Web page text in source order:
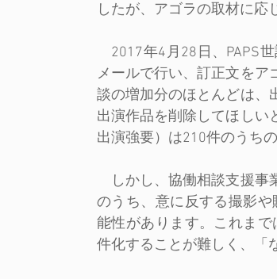
したが、アゴラの取材に応
2017年4月28日、PAPS
メールで行い、訂正文をア
談の増加分のほとんどは、
出演作品を削除してほしい
出演強要）は210件のうち
しかし、協働相談支援事
のうち、意に反する撮影
能性があります。これま
件化することが難しく、「